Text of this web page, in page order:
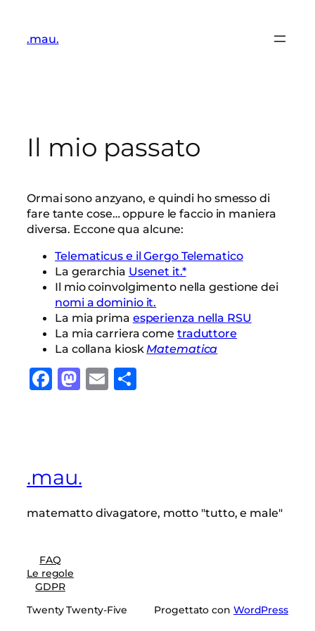
contenuto
.mau.
Il mio passato
Ormai sono anzyano, e quindi ho smesso di
fare tante cose… oppure le faccio in maniera
diversa. Eccone qua alcune:
Telematicus e il Gergo Telematico
La gerarchia Usenet it.*
Il mio coinvolgimento nella gestione dei
nomi a dominio it.
La mia prima esperienza nella RSU
La mia carriera come traduttore
La collana kiosk Matematica
Facebook
Mastodon
Email
.mau.
matematto divagatore, motto "tutto, e male"
FAQ
Le regole
GDPR
Twenty Twenty-Five
Progettato con WordPress